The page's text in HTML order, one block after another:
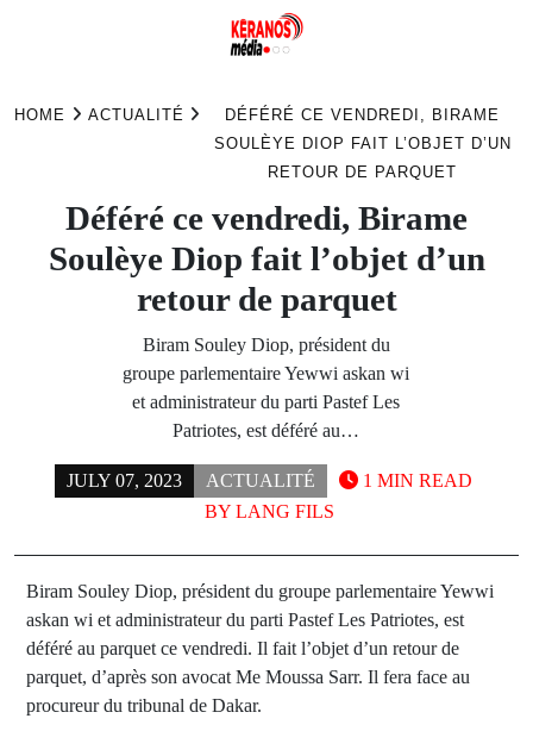
HOME ACTUALITÉ
DÉFÉRÉ CE VENDREDI, BIRAME
SOULÈYE DIOP FAIT L’OBJET D’UN
RETOUR DE PARQUET
Déféré ce vendredi, Birame
Soulèye Diop fait l’objet d’un
retour de parquet
Biram Souley Diop, président du
groupe parlementaire Yewwi askan wi
et administrateur du parti Pastef Les
Patriotes, est déféré au…
JULY 07, 2023
ACTUALITÉ
BY LANG FILS
1 MIN READ
Biram Souley Diop, président du groupe parlementaire Yewwi
askan wi et administrateur du parti Pastef Les Patriotes, est
déféré au parquet ce vendredi. Il fait l’objet d’un retour de
parquet, d’après son avocat Me Moussa Sarr. Il fera face au
procureur du tribunal de Dakar.